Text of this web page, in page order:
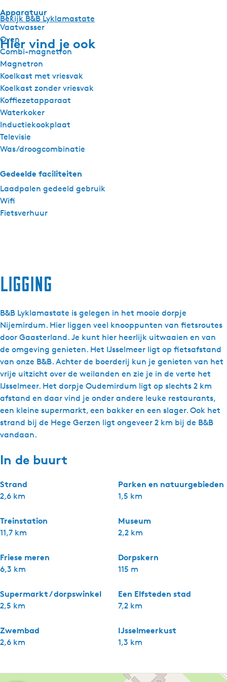
Apparatuur
Vaatwasser
Oven
Combi-magnetron
Magnetron
Koelkast met vriesvak
Koelkast zonder vriesvak
Koffiezetapparaat
Waterkoker
Inductiekookplaat
Televisie
Was/droogcombinatie
Gedeelde faciliteiten
Laadpalen gedeeld gebruik
Wifi
Fietsverhuur
Bekijk B&B Lyklamastate
Hier vind je ook
Ligging
B&B Lyklamastate is gelegen in het mooie dorpje
Nijemirdum. Hier liggen veel knooppunten van fietsroutes
door Gaasterland. Je kunt hier heerlijk uitwaaien en van
de omgeving genieten. Het IJsselmeer ligt op fietsafstand
van onze B&B. Achter de boerderij kun je genieten van het
vrije uitzicht over de weilanden en zie je in de verte het
IJsselmeer. Het dorpje Oudemirdum ligt op slechts 2 km
afstand en daar vind je onder andere leuke restaurants,
een kleine supermarkt, een bakker en een slager. Ook het
strand bij de Hege Gerzen ligt ongeveer 2 km bij de B&B
vandaan.
In de buurt
Strand
2,6 km
Parken en natuurgebieden
1,5 km
Treinstation
11,7 km
Museum
2,2 km
Friese meren
6,3 km
Dorpskern
115 m
Supermarkt / dorpswinkel
2,5 km
Een Elfsteden stad
7,2 km
Zwembad
2,6 km
IJsselmeerkust
1,3 km